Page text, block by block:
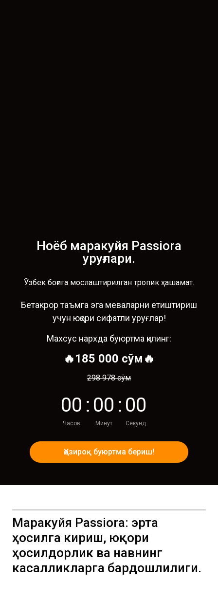
Ноёб маракуйя Passiora
уруғлари.
Ўзбек боғига мослаштирилган тропик ҳашамат.
Бетакрор таъмга эга меваларни етиштириш
учун юқори сифатли уруғлар!
Махсус нархда буюртма қилинг:
🔥185 000 сўм🔥
298 978 сўм
00
Часов
: 00
Минут
: 00
Секунд
Ҳозироқ буюртма бериш!
Маракуйя Passiora: эрта
ҳосилга кириш, юқори
ҳосилдорлик ва навнинг
касалликларга бардошлилиги.